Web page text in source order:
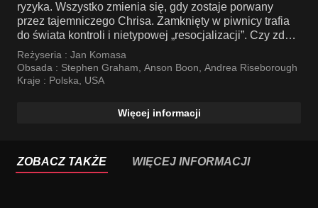
ryzyka. Wszystko zmienia się, gdy zostaje porwany
przez tajemniczego Chrisa. Zamknięty w piwnicy trafia
do świata kontroli i nietypowej „resocjalizacji”. Czy zdoła
odzyskać wolność?
Reżyseria : Jan Komasa
Obsada : Stephen Graham, Anson Boon, Andrea Riseborough
Kraje : Polska, USA
Więcej informacji
ZOBACZ TAKŻE WIĘCEJ INFORMACJI